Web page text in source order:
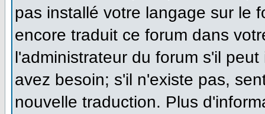
pas installé votre langage sur le
encore traduit ce forum dans
l'administrateur du forum s'il
avez besoin; s'il n'existe pas,
nouvelle traduction. Plus